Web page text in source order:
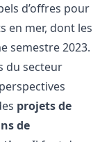
d’offres pour
en mer, dont les
semestre 2023.
du secteur
projets de
de